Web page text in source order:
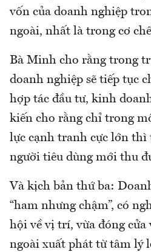
vốn của doanh nghiệp
ngoài, nhất là trong cơ
Bà Minh cho rằng trong
doanh nghiệp sẽ tiếp tục
hợp tác đầu tư, kinh
kiến cho rằng chỉ trong
lực cạnh tranh cực lớn thì
người tiêu dùng mới thu
Và kịch bản thứ ba:
“ham nhưng chậm”, có
hội về vị trí, vừa đóng cửa
ngoài xuất phát từ tâm lý